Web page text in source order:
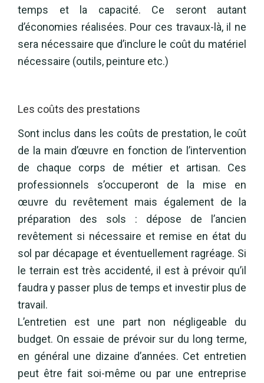
temps et la capacité. Ce seront autant
d’économies réalisées. Pour ces travaux-là, il ne
sera nécessaire que d’inclure le coût du matériel
nécessaire (outils, peinture etc.)
Les coûts des prestations
Sont inclus dans les coûts de prestation, le coût
de la main d’œuvre en fonction de l’intervention
de chaque corps de métier et artisan. Ces
professionnels s’occuperont de la mise en
œuvre du revêtement mais également de la
préparation des sols : dépose de l’ancien
revêtement si nécessaire et remise en état du
sol par décapage et éventuellement ragréage. Si
le terrain est très accidenté, il est à prévoir qu’il
faudra y passer plus de temps et investir plus de
travail.
L’entretien est une part non négligeable du
budget. On essaie de prévoir sur du long terme,
en général une dizaine d’années. Cet entretien
peut être fait soi-même ou par une entreprise